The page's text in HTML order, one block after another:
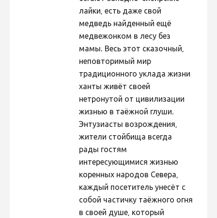
лайки, есть даже свой
медведь найденный ещё
медвежонком в лесу без
мамы. Весь этот сказочный,
неповторимый мир
традиционного уклада жизни
ханты живёт своей
нетронутой от цивилизации
жизнью в таёжной глуши.
Энтузиасты возрождения,
жители стойбища всегда
рады гостям
интересующимися жизнью
коренных народов Севера,
каждый посетитель унесёт с
собой частичку таёжного огня
в своей душе, который